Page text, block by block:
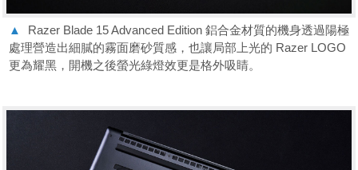
▲
Razer Blade 15 Advanced Edition 鋁合金材質的機身透過陽極
處理營造出細膩的霧面磨砂質感，也讓局部上光的 Razer LOGO
更為耀黑，開機之後螢光綠燈效更是格外吸睛。